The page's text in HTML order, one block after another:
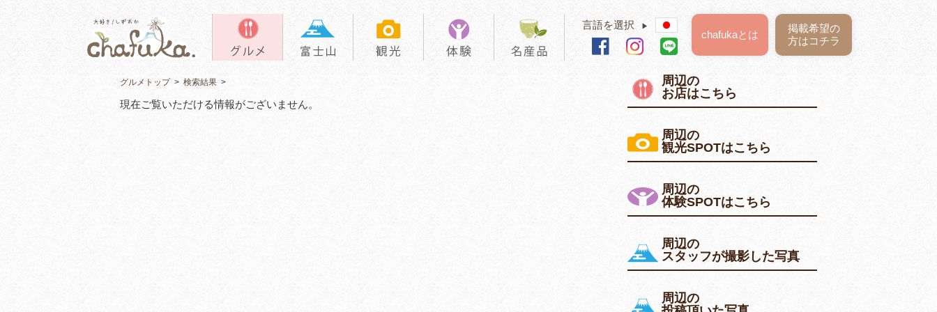
言語を選択 ▶
掲載希望の
方はコチラ
chafukaとは
グルメトップ> 検索結果 >
現在ご覧いただける情報がございません。
周辺の
お店はこちら
周辺の
観光SPOTはこちら
周辺の
体験SPOTはこちら
周辺の
スタッフが撮影した写真
周辺の